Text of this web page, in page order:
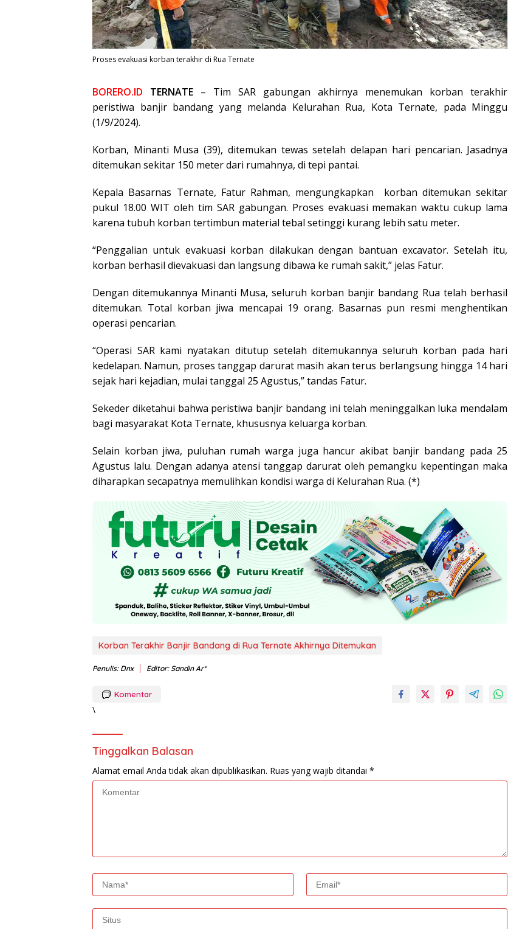
Proses evakuasi korban terakhir di Rua Ternate
BORERO.ID TERNATE – Tim SAR gabungan akhirnya menemukan korban terakhir
peristiwa banjir bandang yang melanda Kelurahan Rua, Kota Ternate, pada Minggu
(1/9/2024).
Korban, Minanti Musa (39), ditemukan tewas setelah delapan hari pencarian. Jasadnya
ditemukan sekitar 150 meter dari rumahnya, di tepi pantai.
Kepala Basarnas Ternate, Fatur Rahman, mengungkapkan korban ditemukan sekitar
pukul 18.00 WIT oleh tim SAR gabungan. Proses evakuasi memakan waktu cukup lama
karena tubuh korban tertimbun material tebal setinggi kurang lebih satu meter.
“Penggalian untuk evakuasi korban dilakukan dengan bantuan excavator. Setelah itu,
korban berhasil dievakuasi dan langsung dibawa ke rumah sakit,” jelas Fatur.
Dengan ditemukannya Minanti Musa, seluruh korban banjir bandang Rua telah berhasil
ditemukan. Total korban jiwa mencapai 19 orang. Basarnas pun resmi menghentikan
operasi pencarian.
“Operasi SAR kami nyatakan ditutup setelah ditemukannya seluruh korban pada hari
kedelapan. Namun, proses tanggap darurat masih akan terus berlangsung hingga 14 hari
sejak hari kejadian, mulai tanggal 25 Agustus,” tandas Fatur.
Sekeder diketahui bahwa peristiwa banjir bandang ini telah meninggalkan luka mendalam
bagi masyarakat Kota Ternate, khususnya keluarga korban.
Selain korban jiwa, puluhan rumah warga juga hancur akibat banjir bandang pada 25
Agustus lalu. Dengan adanya atensi tanggap darurat oleh pemangku kepentingan maka
diharapkan secapatnya memulihkan kondisi warga di Kelurahan Rua. (*)
Korban Terakhir Banjir Bandang di Rua Ternate Akhirnya Ditemukan
Penulis: Dnx Editor: Sandin Ar*
Komentar
\
Tinggalkan Balasan
Alamat email Anda tidak akan dipublikasikan. Ruas yang wajib ditandai *